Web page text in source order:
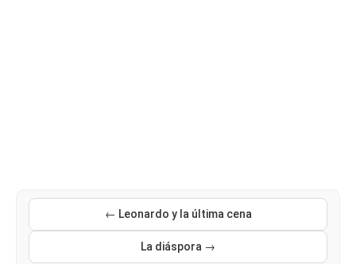
← Leonardo y la última cena
La diáspora →